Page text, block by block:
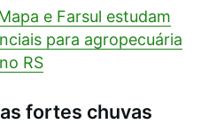
e Farsul estudam
para agropecuária
RS
fortes chuvas